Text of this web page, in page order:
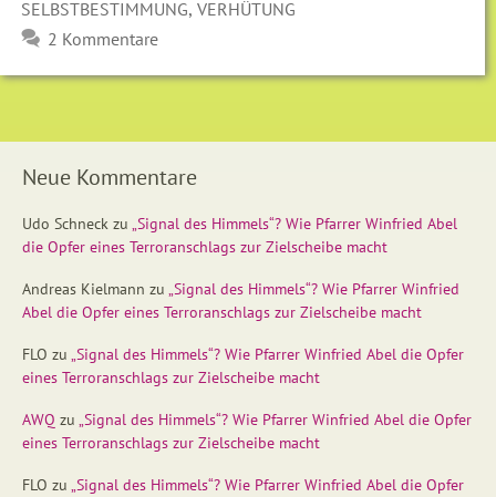
SELBSTBESTIMMUNG,VERHÜTUNG
2 Kommentare
Neue Kommentare
Udo Schneck zu „Signal des Himmels“? Wie Pfarrer Winfried Abel
die Opfer eines Terroranschlags zur Zielscheibe macht
Andreas Kielmann zu „Signal des Himmels“? Wie Pfarrer Winfried
Abel die Opfer eines Terroranschlags zur Zielscheibe macht
FLO zu „Signal des Himmels“? Wie Pfarrer Winfried Abel die Opfer
eines Terroranschlags zur Zielscheibe macht
AWQ zu „Signal des Himmels“? Wie Pfarrer Winfried Abel die Opfer
eines Terroranschlags zur Zielscheibe macht
FLO zu „Signal des Himmels“? Wie Pfarrer Winfried Abel die Opfer